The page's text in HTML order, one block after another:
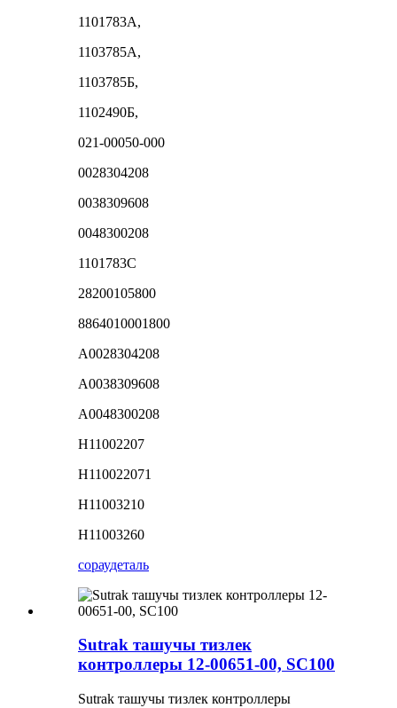
1101783А,
1103785А,
1103785Б,
1102490Б,
021-00050-000
0028304208
0038309608
0048300208
1101783С
28200105800
8864010001800
A0028304208
A0038309608
A0048300208
H11002207
H110022071
H11003210
H11003260
сораудеталь
Sutrak ташучы тизлек
контроллеры 12-00651-00, SC100
Sutrak ташучы тизлек контроллеры